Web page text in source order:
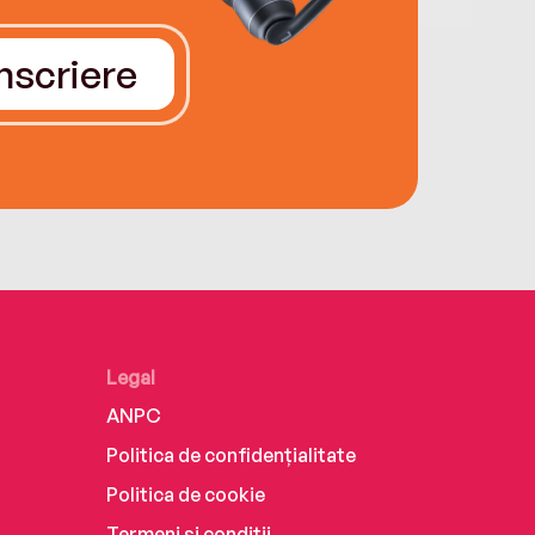
Legal
ANPC
Politica de confidențialitate
Politica de cookie